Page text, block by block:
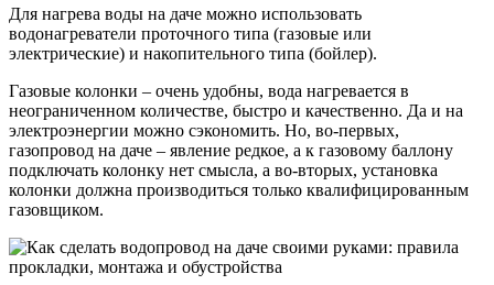
Для нагрева воды на даче можно использовать
водонагреватели проточного типа (газовые или
электрические) и накопительного типа (бойлер).
Газовые колонки – очень удобны, вода нагревается в
неограниченном количестве, быстро и качественно. Да и на
электроэнергии можно сэкономить. Но, во-первых,
газопровод на даче – явление редкое, а к газовому баллону
подключать колонку нет смысла, а во-вторых, установка
колонки должна производиться только квалифицированным
газовщиком.